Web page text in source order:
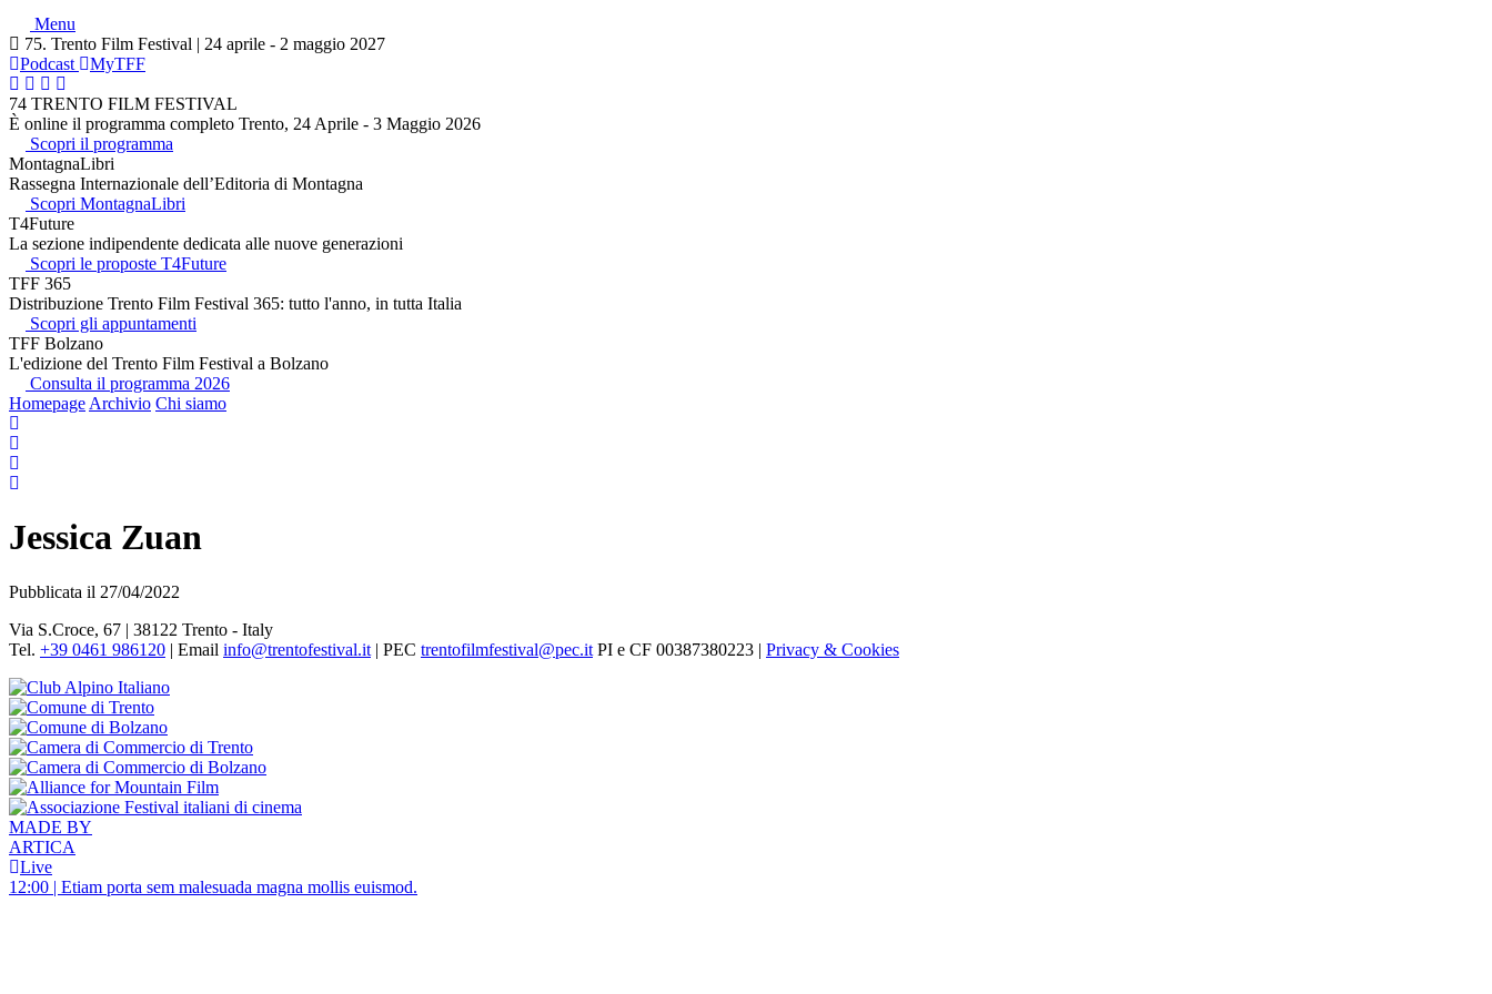
Menu
75. Trento Film Festival | 24 aprile - 2 maggio 2027
Podcast
MyTFF
74 TRENTO FILM FESTIVAL
È online il programma completo Trento, 24 Aprile - 3 Maggio 2026
Scopri il programma
MontagnaLibri
Rassegna Internazionale dell’Editoria di Montagna
Scopri MontagnaLibri
T4Future
La sezione indipendente dedicata alle nuove generazioni
Scopri le proposte T4Future
TFF 365
Distribuzione Trento Film Festival 365: tutto l'anno, in tutta Italia
Scopri gli appuntamenti
TFF Bolzano
L'edizione del Trento Film Festival a Bolzano
Consulta il programma 2026
Homepage Archivio Chi siamo
Jessica Zuan
Pubblicata il 27/04/2022
Via S.Croce, 67 | 38122 Trento - Italy
Tel. +39 0461 986120 | Email info@trentofestival.it | PEC trentofilmfestival@pec.it PI e CF 00387380223 | Privacy & Cookies
MADE BY
ARTICA
Live
12:00 | Etiam porta sem malesuada magna mollis euismod.